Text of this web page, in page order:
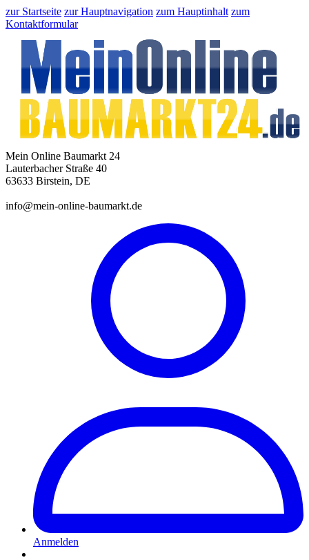
zur Startseite zur Hauptnavigation zum Hauptinhalt zum
Kontaktformular
Mein Online Baumarkt 24
Lauterbacher Straße 40
63633 Birstein, DE
info@mein-online-baumarkt.de
Anmelden